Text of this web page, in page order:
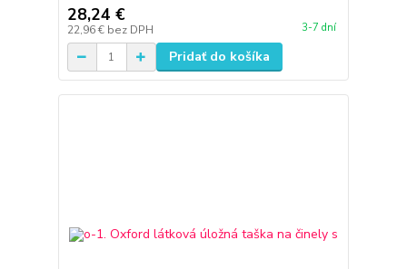
28,24 €
22,96 € bez DPH 3-7 dní
Pridať do košíka